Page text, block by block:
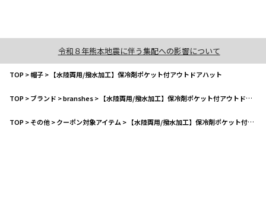
令和８年熊本地震に伴う集配への影響について
TOP>帽子> 【水陸両用/撥水加工】保冷剤ポケット付アウトドアハット
TOP>ブランド >branshes> 【水陸両用/撥水加工】保冷剤ポケット付アウトドアハット
TOP>その他>クーポン対象アイテム > 【水陸両用/撥水加工】保冷剤ポケット付アウトドアハット